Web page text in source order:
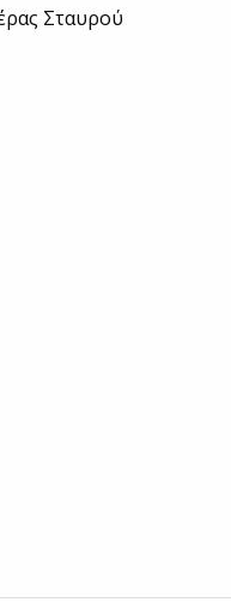
Σταυρού